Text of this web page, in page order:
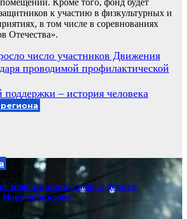
Кроме того, фонд будет
к участию в физкультурных и
в том числе в соревнованиях
Отечества».
число участников Движения
проводимой профилактической
– история человека
информацию о побеге девяти